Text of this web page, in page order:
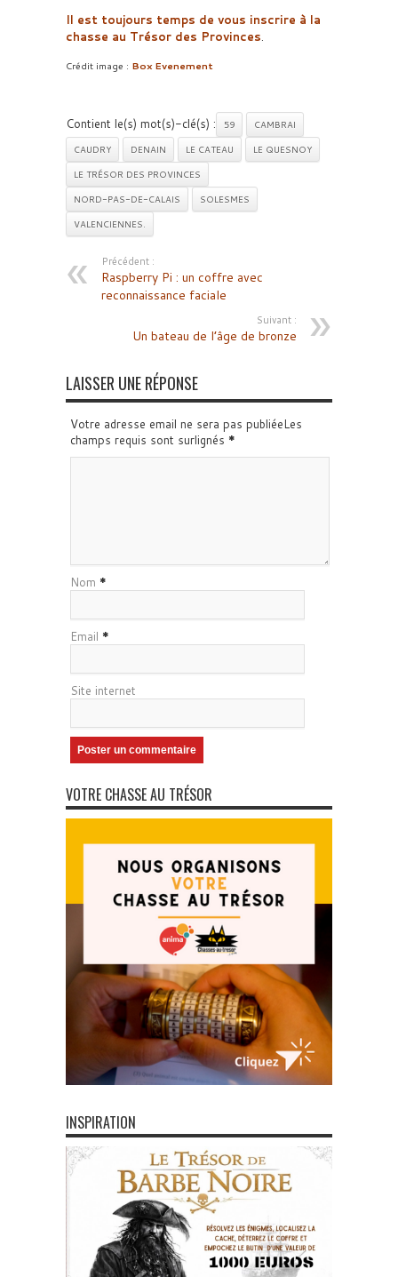
Il est toujours temps de vous inscrire à la
chasse au Trésor des Provinces.
Crédit image : Box Evenement
Contient le(s) mot(s)-clé(s) : 59
CAMBRAI
CAUDRY
DENAIN LE CATEAU
LE QUESNOY
LE TRÉSOR DES PROVINCES
NORD-PAS-DE-CALAIS
SOLESMES
VALENCIENNES.
Précédent :
Raspberry Pi : un coffre avec
reconnaissance faciale
Suivant :
Un bateau de l’âge de bronze
LAISSER UNE RÉPONSE
Votre adresse email ne sera pas publiéeLes
champs requis sont surlignés *
Nom *
Email *
Site internet
VOTRE CHASSE AU TRÉSOR
INSPIRATION